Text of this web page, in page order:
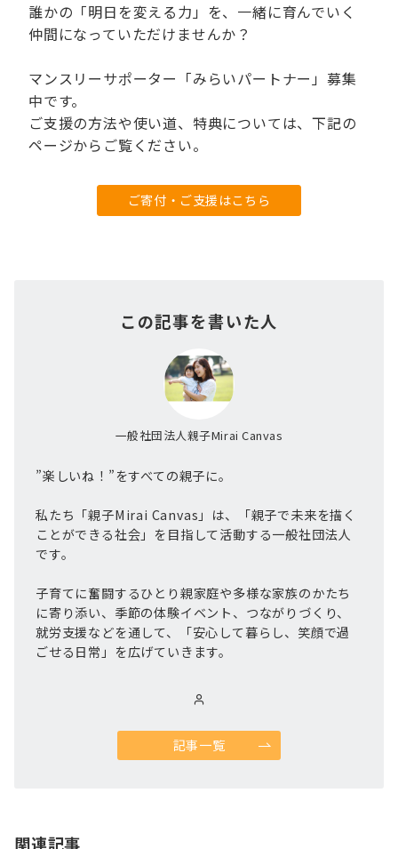
誰かの「明日を変える力」を、一緒に育んでいく
仲間になっていただけませんか？
マンスリーサポーター「みらいパートナー」募集
中です。
ご支援の方法や使い道、特典については、下記の
ページからご覧ください。
ご寄付・ご支援はこちら
この記事を書いた人
一般社団法人親子Mirai Canvas
”楽しいね！”をすべての親子に。
私たち「親子Mirai Canvas」は、「親子で未来を描く
ことができる社会」を目指して活動する一般社団法人
です。
子育てに奮闘するひとり親家庭や多様な家族のかたち
に寄り添い、季節の体験イベント、つながりづくり、
就労支援などを通して、「安心して暮らし、笑顔で過
ごせる日常」を広げていきます。
記事一覧
関連記事